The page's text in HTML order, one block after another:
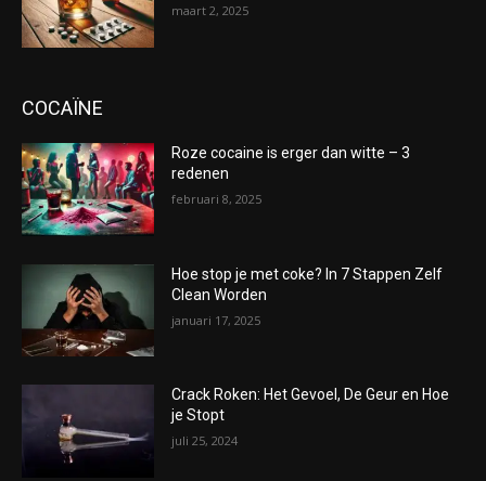
maart 2, 2025
COCAÏNE
Roze cocaine is erger dan witte – 3
redenen
februari 8, 2025
Hoe stop je met coke? In 7 Stappen Zelf
Clean Worden
januari 17, 2025
Crack Roken: Het Gevoel, De Geur en Hoe
je Stopt
juli 25, 2024